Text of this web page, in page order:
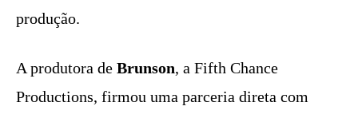
produção.
A produtora de Brunson, a Fifth Chance
Productions, firmou uma parceria direta com